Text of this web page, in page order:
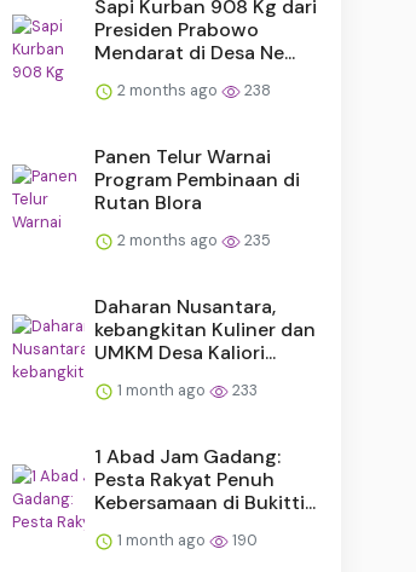
Sapi Kurban 908 Kg dari
Presiden Prabowo
Mendarat di Desa Ne...
2 months ago 238
Panen Telur Warnai
Program Pembinaan di
Rutan Blora
2 months ago 235
Daharan Nusantara,
kebangkitan Kuliner dan
UMKM Desa Kaliori...
1 month ago 233
1 Abad Jam Gadang:
Pesta Rakyat Penuh
Kebersamaan di Bukitti...
1 month ago 190